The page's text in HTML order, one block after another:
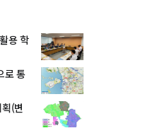
용 학
로 통
(변